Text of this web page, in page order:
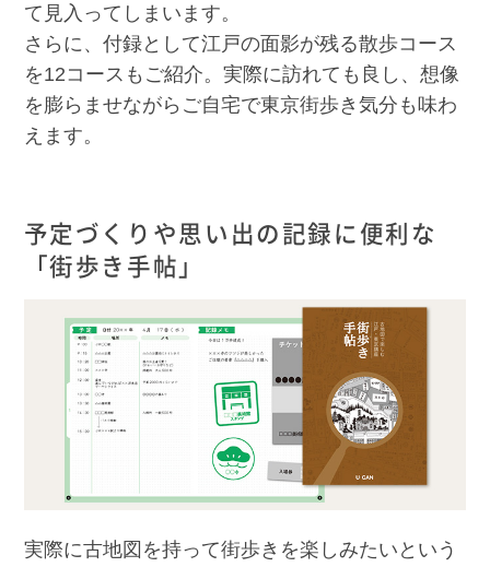
て見入ってしまいます。
さらに、付録として江戸の面影が残る散歩コース
を12コースもご紹介。実際に訪れても良し、想像
を膨らませながらご自宅で東京街歩き気分も味わ
えます。
予定づくりや思い出の記録に便利な
「街歩き手帖」
実際に古地図を持って街歩きを楽しみたいという